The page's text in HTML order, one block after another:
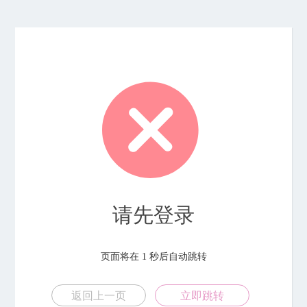
请先登录
页面将在 1 秒后自动跳转
返回上一页 立即跳转